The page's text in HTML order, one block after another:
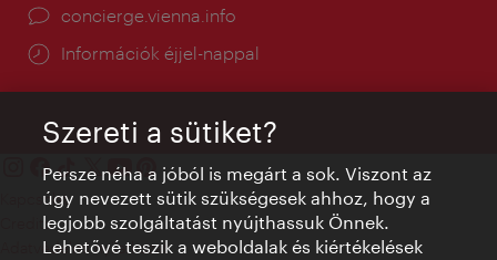
concierge.vienna.info
Információk éjjel-nappal
Kapcsolat
Credits
Adatvédelmi nyilatkozat
Szereti a sütiket?
Persze néha a jóból is megárt a sok. Viszont az
úgy nevezett sütik szükségesek ahhoz, hogy a
legjobb szolgáltatást nyújthassuk Önnek.
Lehetővé teszik a weboldalak és kiértékelések